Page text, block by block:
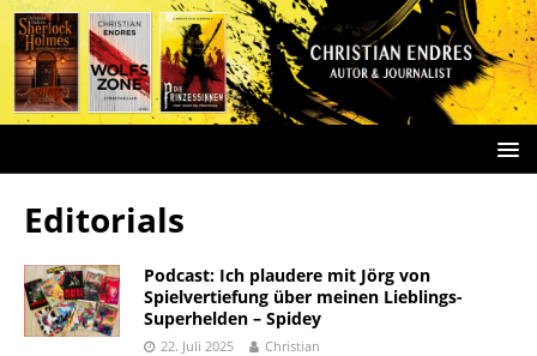
Editorials
Podcast: Ich plaudere mit Jörg von
Spielvertiefung über meinen Lieblings-
Superhelden – Spidey
22. Juli 2025 Christian